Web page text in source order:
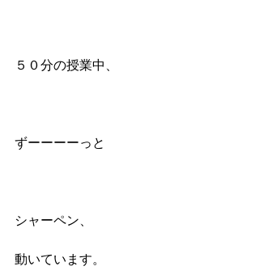
５０分の授業中、
ずーーーーっと
シャーペン、
動いています。